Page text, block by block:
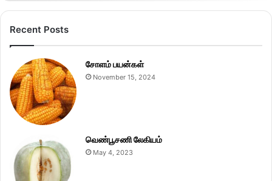
Recent Posts
சோளம் பயன்கள்
November 15, 2024
வெண்பூசணி லேகியம்
May 4, 2023